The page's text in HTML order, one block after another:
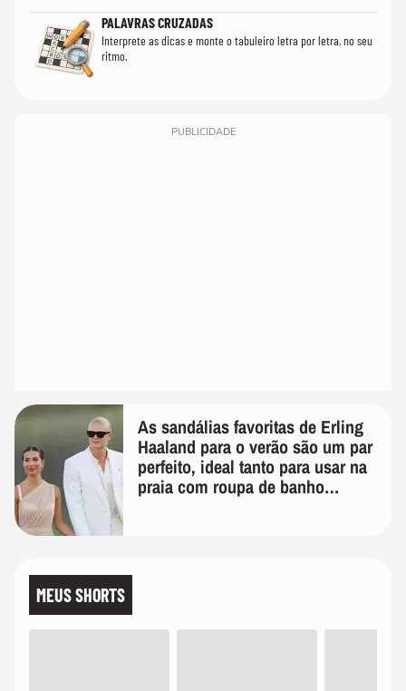
PALAVRAS CRUZADAS
Interprete as dicas e monte o tabuleiro letra por letra, no seu
ritmo.
PUBLICIDADE
As sandálias favoritas de Erling
Haaland para o verão são um par
perfeito, ideal tanto para usar na
praia com roupa de banho
MEUS SHORTS